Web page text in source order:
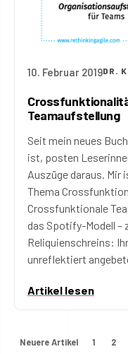
10. Februar 2019DR.
Teamaufstellung
Seit mein neues
ist, posten
Auszüge daraus. Mir
Thema
Crossfunktionale
das Spotify-Modell –
Reliquienschreins:
unreflektiert
Artikel lesen
Neuere Artikel 1 2